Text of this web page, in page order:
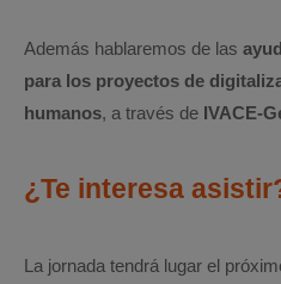
Además hablaremos de las
para los proyectos de
humanos, a través de IVACE-
¿Te interesa
La jornada tendrá lugar el